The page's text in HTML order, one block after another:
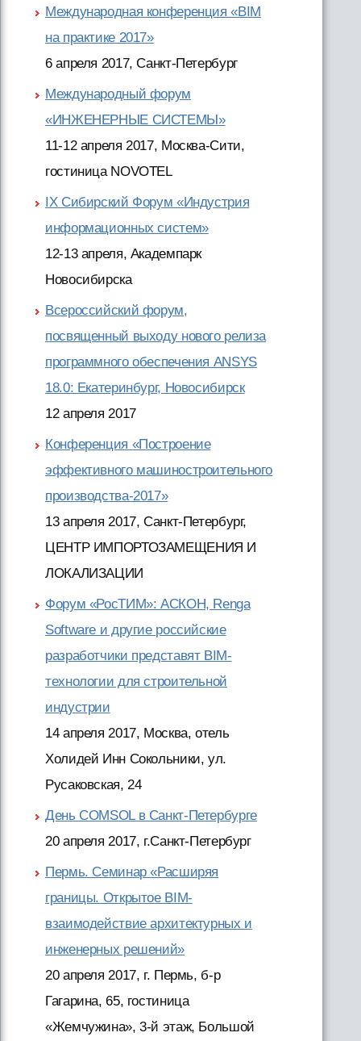
Международная конференция «BIM
на практике 2017»
6 апреля 2017, Санкт-Петербург
Международный форум
«ИНЖЕНЕРНЫЕ СИСТЕМЫ»
11-12 апреля 2017, Москва-Сити,
гостиница NOVOTEL
IX Сибирский Форум «Индустрия
информационных систем»
12-13 апреля, Академпарк
Новосибирска
Всероссийский форум,
посвященный выходу нового релиза
программного обеспечения ANSYS
18.0: Екатеринбург, Новосибирск
12 апреля 2017
Конференция «Построение
эффективного машиностроительного
производства-2017»
13 апреля 2017, Санкт-Петербург,
ЦЕНТР ИМПОРТОЗАМЕЩЕНИЯ И
ЛОКАЛИЗАЦИИ
Форум «РосТИМ»: АСКОН, Renga
Software и другие российские
разработчики представят BIM-
технологии для строительной
индустрии
14 апреля 2017, Москва, отель
Холидей Инн Сокольники, ул.
Русаковская, 24
День COMSOL в Санкт-Петербурге
20 апреля 2017, г.Санкт-Петербург
Пермь. Семинар «Расширяя
границы. Открытое BIM-
взаимодействие архитектурных и
инженерных решений»
20 апреля 2017, г. Пермь, б-р
Гагарина, 65, гостиница
«Жемчужина», 3-й этаж, Большой